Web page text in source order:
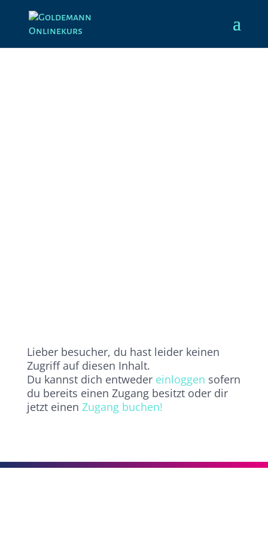
Lieber besucher, du hast leider keinen
Zugriff auf diesen Inhalt.
Du kannst dich entweder einloggen sofern
du bereits einen Zugang besitzt oder dir
jetzt einen Zugang buchen!